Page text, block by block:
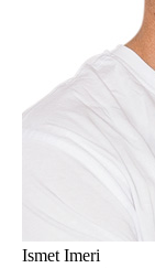
Ismet Imeri